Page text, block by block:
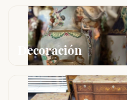
Decoración